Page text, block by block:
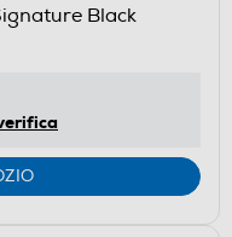
Black